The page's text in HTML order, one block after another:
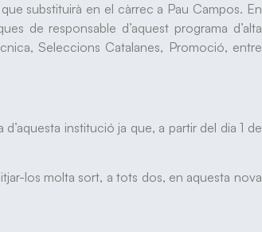
substituirà en el càrrec a Pau Campos. En
de responsable d’aquest programa d’alta
Seleccions Catalanes, Promoció, entre
institució ja que, a partir del dia 1 de
los molta sort, a tots dos, en aquesta nova